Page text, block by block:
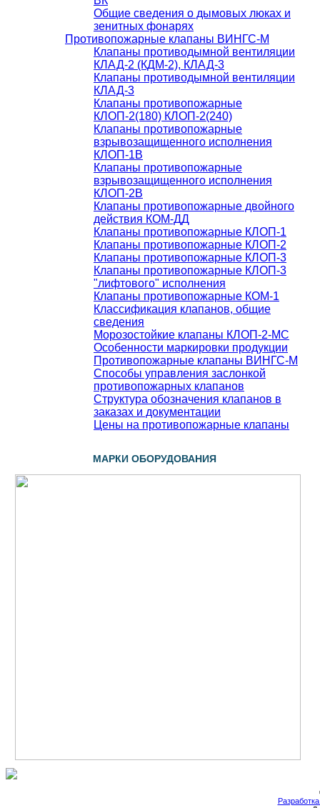
Общие сведения о дымовых люках и
зенитных фонарях
Противопожарные клапаны ВИНГС-М
Клапаны противодымной вентиляции
КЛАД-2 (КДМ-2), КЛАД-3
Клапаны противодымной вентиляции
КЛАД-3
Клапаны противопожарные
КЛОП-2(180) КЛОП-2(240)
Клапаны противопожарные
взрывозащищенного исполнения
КЛОП-1В
Клапаны противопожарные
взрывозащищенного исполнения
КЛОП-2В
Клапаны противопожарные двойного
действия КОМ-ДД
Клапаны противопожарные КЛОП-1
Клапаны противопожарные КЛОП-2
Клапаны противопожарные КЛОП-3
Клапаны противопожарные КЛОП-3
"лифтового" исполнения
Клапаны противопожарные КОМ-1
Классификация клапанов, общие
сведения
Морозостойкие клапаны КЛОП-2-МС
Особенности маркировки продукции
Противопожарные клапаны ВИНГС-М
Способы управления заслонкой
противопожарных клапанов
Структура обозначения клапанов в
заказах и документации
Цены на противопожарные клапаны
МАРКИ ОБОРУДОВАНИЯ